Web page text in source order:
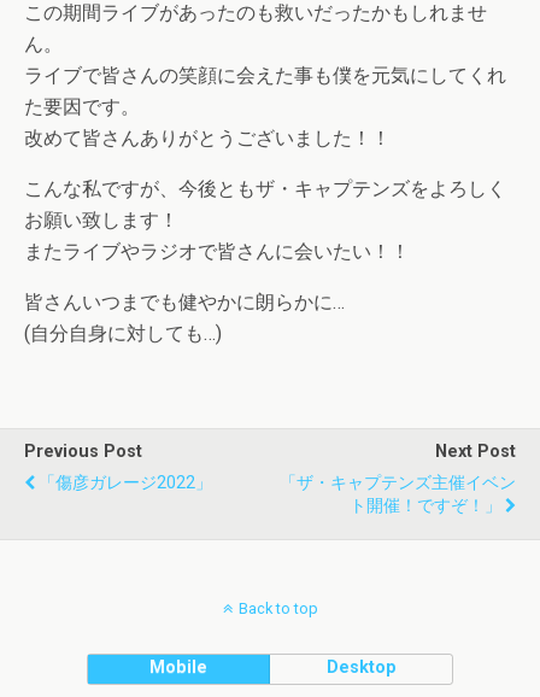
この期間ライブがあったのも救いだったかもしれませ
ん。
ライブで皆さんの笑顔に会えた事も僕を元気にしてくれ
た要因です。
改めて皆さんありがとうございました！！
こんな私ですが、今後ともザ・キャプテンズをよろしく
お願い致します！
またライブやラジオで皆さんに会いたい！！
皆さんいつまでも健やかに朗らかに…
(自分自身に対しても…)
Previous Post
「傷彦ガレージ2022」
Next Post
「ザ・キャプテンズ主催イベン
ト開催！ですぞ！」
Back to top
Mobile Desktop